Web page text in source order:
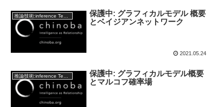
保護中: グラフィカルモデル 概要
とベイジアンネットワーク
2021.05.24
保護中: グラフィカルモデル概要
とマルコフ確率場